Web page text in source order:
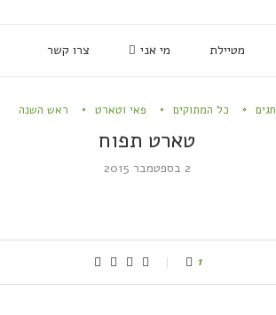
מטיילת מי אני צרו קשר
חגים כל המתוקים פאי וטארט ראש השנה
טארט תפוח
2 בספטמבר 2015
1